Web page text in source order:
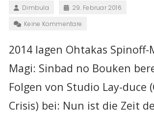
Dimbula
29. Februar 2016
Keine Kommentare
2014 lagen Ohtakas Spinoff-
Magi: Sinbad no Bouken
Folgen von Studio Lay-duce
Crisis) bei: Nun ist die Zeit